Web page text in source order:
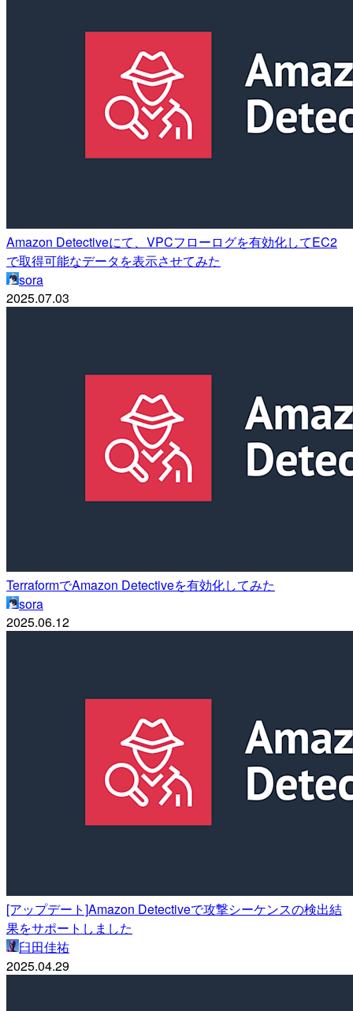
Amazon Detectiveにて、VPCフローログを有効化してEC2
で取得可能なデータを表示させてみた
sora
2025.07.03
TerraformでAmazon Detectiveを有効化してみた
sora
2025.06.12
[アップデート]Amazon Detectiveで攻撃シーケンスの検出結
果をサポートしました
臼田佳祐
2025.04.29